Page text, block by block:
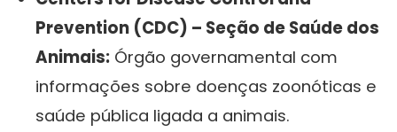
Prevention (CDC) – Seção de Saúde dos
Animais: Órgão governamental com
informações sobre doenças zoonóticas e
saúde pública ligada a animais.